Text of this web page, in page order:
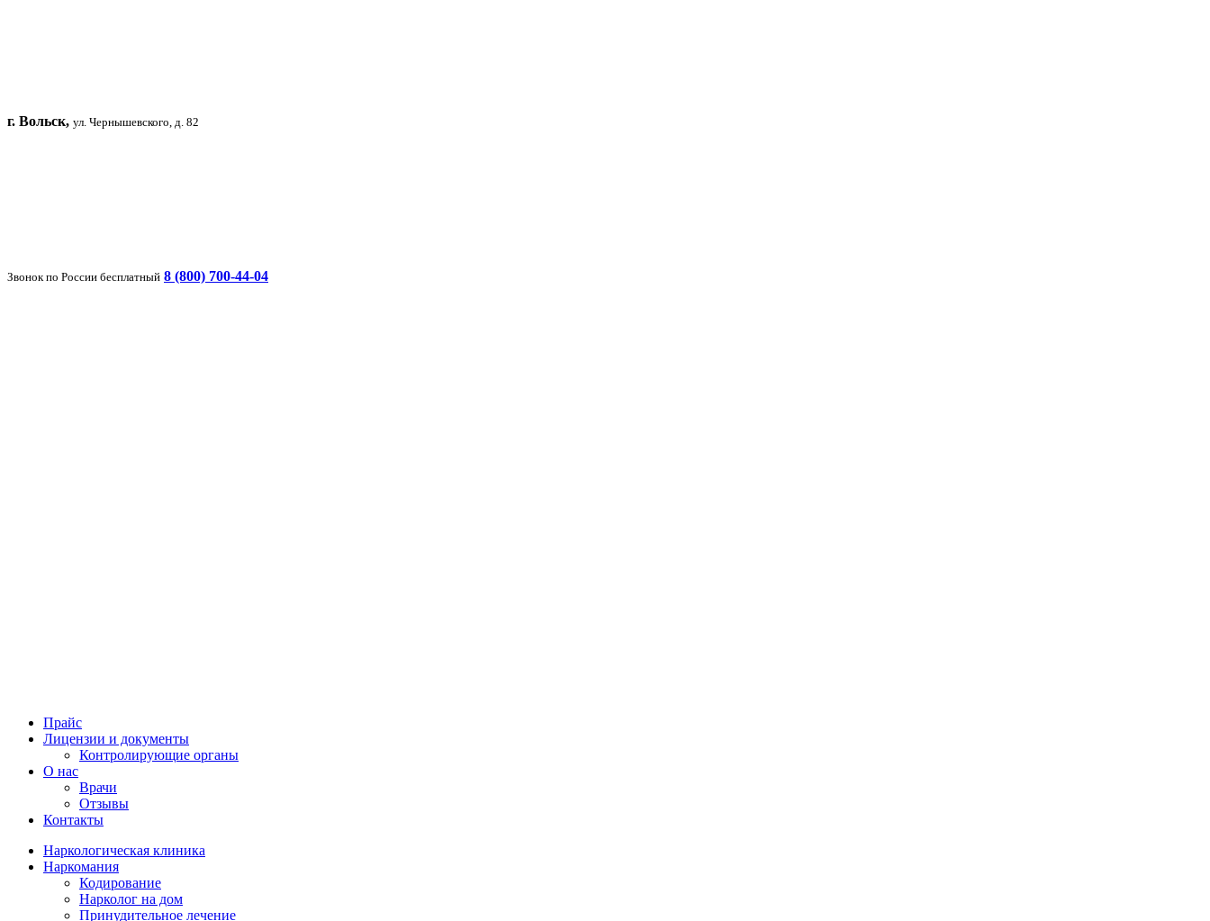
г. Вольск, ул. Чернышевского, д. 82
Звонок по России бесплатный 8 (800) 700-44-04
Прайс
Лицензии и документы
Контролирующие органы
О нас
Врачи
Отзывы
Контакты
Наркологическая клиника
Наркомания
Кодирование
Нарколог на дом
Принудительное лечение